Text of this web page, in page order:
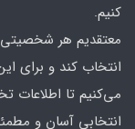
کنیم.
معتقدیم هر
انتخاب کند و برای
می‌کنیم تا اطلاعات
انتخابی آسان و